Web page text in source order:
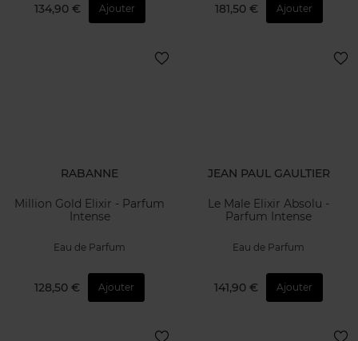
134,90 € Ajouter 181,50 € Ajouter
RABANNE
Million Gold Elixir - Parfum
Intense
Eau de Parfum
128,50 € Ajouter
JEAN PAUL GAULTIER
Le Male Elixir Absolu -
Parfum Intense
Eau de Parfum
141,90 € Ajouter